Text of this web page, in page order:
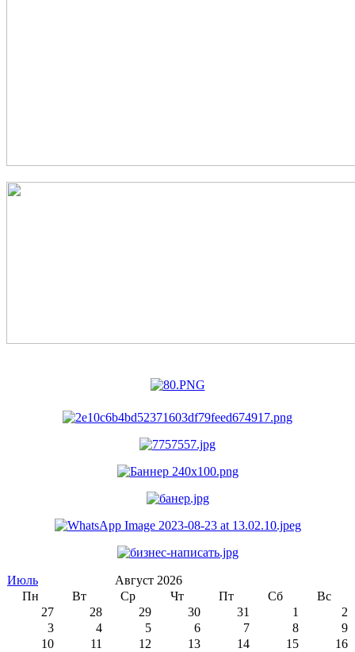
Июль
Август 2026
Пн
Вт Ср Чт Пт Сб
Вс
27
28 29 30 31 1
2
3
4 5 6 7 8
9
10
11 12 13 14 15
16